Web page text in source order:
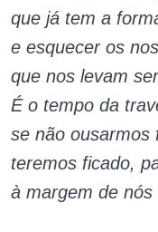
que já tem a
e esquecer os
que nos levam
É o tempo da
se não ousarmos
teremos ficado,
à margem de nós